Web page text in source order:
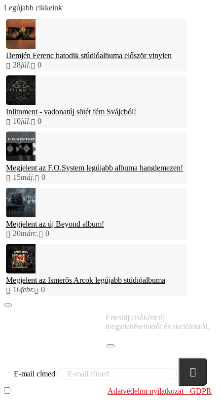
Legújabb cikkeink
Demjén Ferenc hatodik stúdióalbuma először vinylen
28júl. 0
Inlitnment - vadonatúj sötét fém Svájcból!
10júl. 0
Megjelent az F.O.System legújabb albuma hanglemezen!
15máj. 0
Megjelent az új Beyond album!
20márc. 0
Megjelent az Ismerős Arcok legújabb stúdióalbuma
16febr. 0
Értesülj elsőként új
megjelenéseinkről és akcióinkról.
E-mail címed
Adatvédelmi nyilatkozat - GDPR